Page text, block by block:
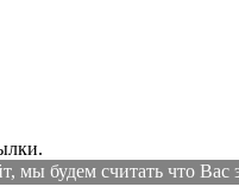
будем считать что Вас